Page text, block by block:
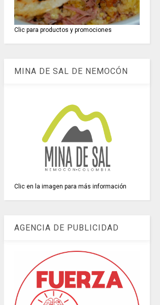
Clic para productos y promociones
MINA DE SAL DE NEMOCÓN
Clic en la imagen para más información
AGENCIA DE PUBLICIDAD